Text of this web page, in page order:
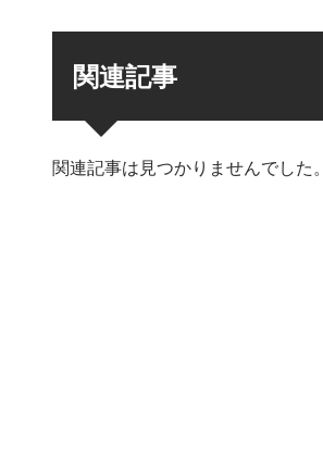
関連記事
関連記事は見つかりませんでした。